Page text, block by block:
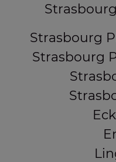
Strasbourg
Strasbourg